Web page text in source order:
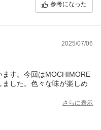
参考になった
2025/07/06
す。今回はMOCHIMORE
した。色々な味が楽しめ
さらに表示